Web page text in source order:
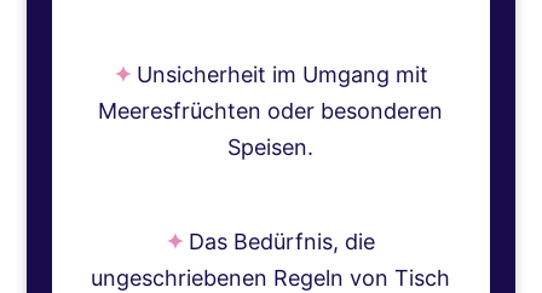
✦ Unsicherheit im Umgang mit
Meeresfrüchten oder besonderen
Speisen.
✦ Das Bedürfnis, die
ungeschriebenen Regeln von Tisch